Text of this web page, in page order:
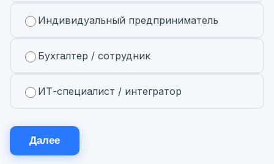
Индивидуальный предприниматель
Бухгалтер / сотрудник
ИТ-специалист / интегратор
Далее